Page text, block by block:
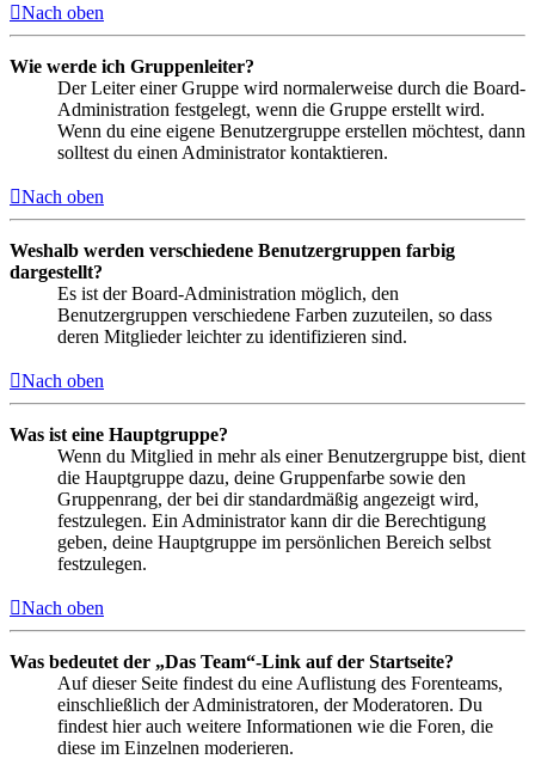
Nach oben
Wie werde ich Gruppenleiter?
Der Leiter einer Gruppe wird normalerweise durch die Board-
Administration festgelegt, wenn die Gruppe erstellt wird.
Wenn du eine eigene Benutzergruppe erstellen möchtest, dann
solltest du einen Administrator kontaktieren.
Nach oben
Weshalb werden verschiedene Benutzergruppen farbig
dargestellt?
Es ist der Board-Administration möglich, den
Benutzergruppen verschiedene Farben zuzuteilen, so dass
deren Mitglieder leichter zu identifizieren sind.
Nach oben
Was ist eine Hauptgruppe?
Wenn du Mitglied in mehr als einer Benutzergruppe bist, dient
die Hauptgruppe dazu, deine Gruppenfarbe sowie den
Gruppenrang, der bei dir standardmäßig angezeigt wird,
festzulegen. Ein Administrator kann dir die Berechtigung
geben, deine Hauptgruppe im persönlichen Bereich selbst
festzulegen.
Nach oben
Was bedeutet der „Das Team“-Link auf der Startseite?
Auf dieser Seite findest du eine Auflistung des Forenteams,
einschließlich der Administratoren, der Moderatoren. Du
findest hier auch weitere Informationen wie die Foren, die
diese im Einzelnen moderieren.